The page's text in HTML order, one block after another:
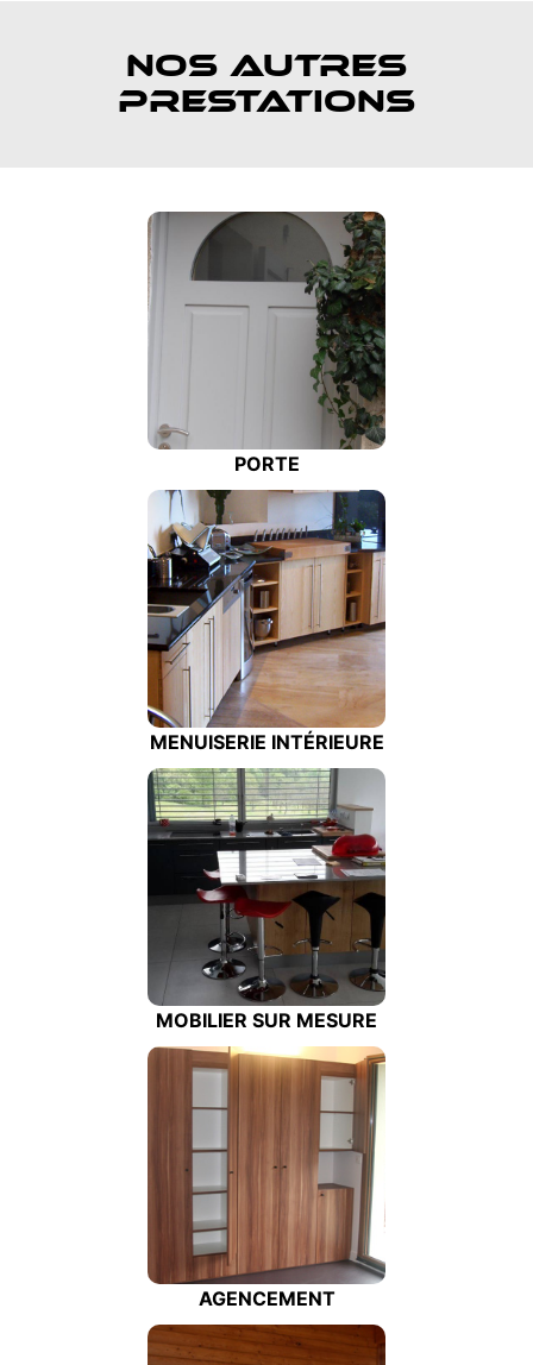
NOS AUTRES
PRESTATIONS
PORTE
MENUISERIE INTÉRIEURE
MOBILIER SUR MESURE
AGENCEMENT